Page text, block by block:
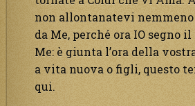
non allontanatevi
da Me, perché ora IO segno
Me: è giunta l’ora della
a vita nuova o figli, questo
qui.